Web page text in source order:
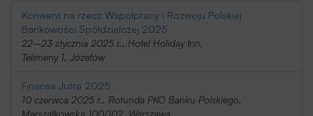
Konwent na rzecz Współpracy i Rozwoju Polskiej
Bankowości Spółdzielczej 2025
22–23 stycznia 2025 r., Hotel Holiday Inn,
Telimeny 1, Józefów
Finanse Jutra 2025
10 czerwca 2025 r., Rotunda PKO Banku Polskiego,
Marszałkowska 100/102, Warszawa